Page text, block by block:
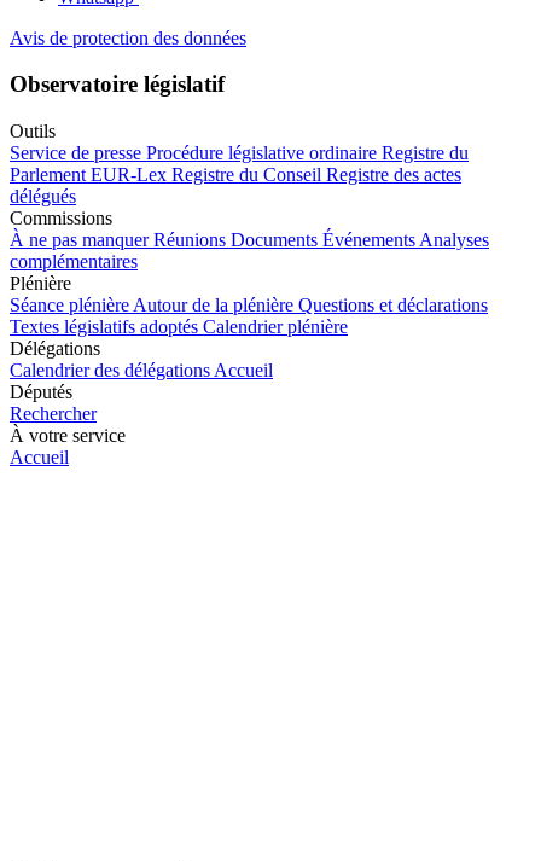
Avis de protection des données
Observatoire législatif
Outils
Service de presse Procédure législative ordinaire Registre du
Parlement EUR-Lex Registre du Conseil Registre des actes
délégués
Commissions
À ne pas manquer Réunions Documents Événements Analyses
complémentaires
Plénière
Séance plénière Autour de la plénière Questions et déclarations
Textes législatifs adoptés Calendrier plénière
Délégations
Calendrier des délégations Accueil
Députés
Rechercher
À votre service
Accueil